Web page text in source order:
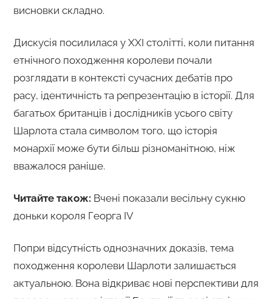
висновки складно.
Дискусія посилилася у XXI столітті, коли питання
етнічного походження королеви почали
розглядати в контексті сучасних дебатів про
расу, ідентичність та репрезентацію в історії. Для
багатьох британців і дослідників усього світу
Шарлота стала символом того, що історія
монархії може бути більш різноманітною, ніж
вважалося раніше.
Читайте також: Вчені показали весільну сукню
доньки короля Георга IV
Попри відсутність однозначних доказів, тема
походження королеви Шарлоти залишається
актуальною. Вона відкриває нові перспективи для